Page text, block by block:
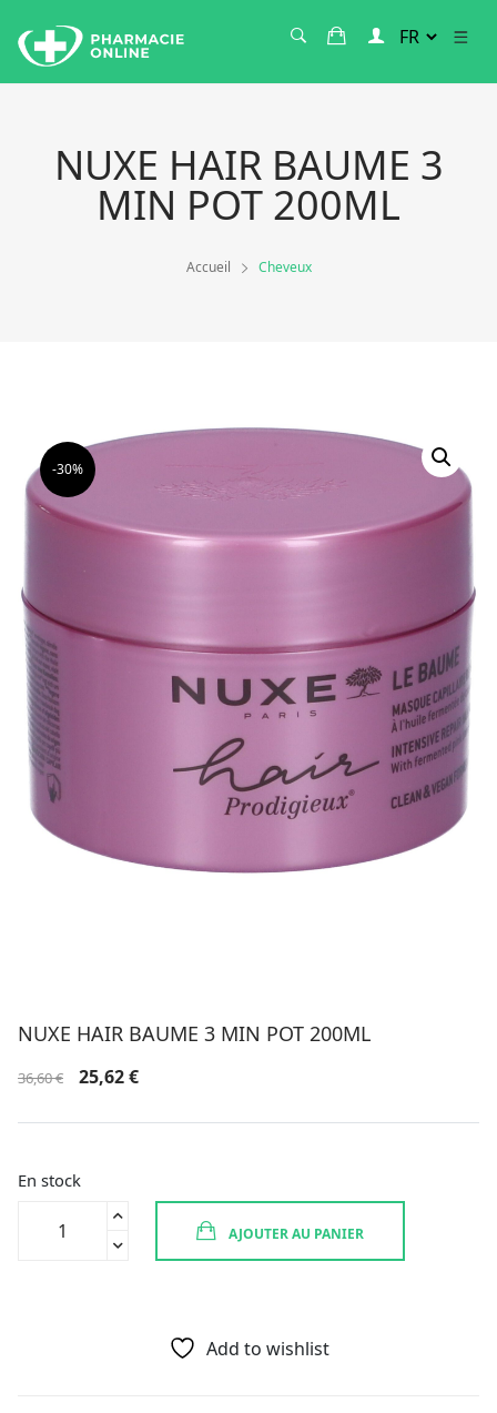
NUXE HAIR BAUME 3
MIN POT 200ML
Accueil Cheveux
-30%
NUXE HAIR BAUME 3 MIN POT 200ML
36,60€
Le
initial
25,62€Le
actuel
En stock
AJOUTER AU PANIER
Add to wishlist